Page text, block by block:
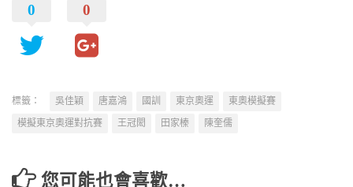
0 0
標籤： 吳佳穎 唐嘉鴻 國訓 東京奧運
東奧模擬賽
模擬東京奧運對抗賽
王冠閎 田家榛 陳奎儒
您可能也會喜歡…